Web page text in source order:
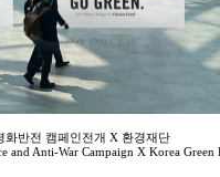
화반전 캠페인전개 X 환경재단
and Anti-War Campaign X Korea Green